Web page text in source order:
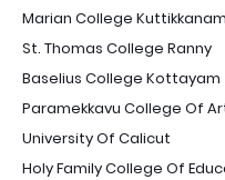
Marian College
St. Thomas College Ranny
Baselius College Kottayam
Paramekkavu College Of
University Of Calicut
Holy Family College Of